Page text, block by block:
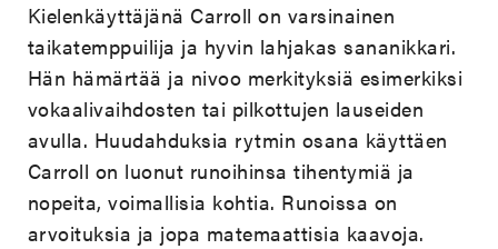
Kielenkäyttäjänä Carroll on varsinainen
taikatemppuilija ja hyvin lahjakas sananikkari.
Hän hämärtää ja nivoo merkityksiä esimerkiksi
vokaalivaihdosten tai pilkottujen lauseiden
avulla. Huudahduksia rytmin osana käyttäen
Carroll on luonut runoihinsa tihentymiä ja
nopeita, voimallisia kohtia. Runoissa on
arvoituksia ja jopa matemaattisia kaavoja.